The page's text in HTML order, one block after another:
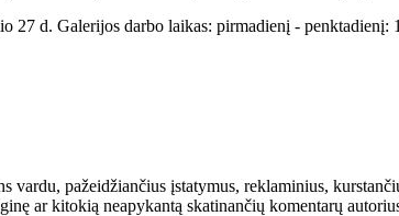
d. Galerijos darbo laikas: pirmadienį - penktadienį:
vardu, pažeidžiančius įstatymus, reklaminius,
ar kitokią neapykantą skatinančių komentarų